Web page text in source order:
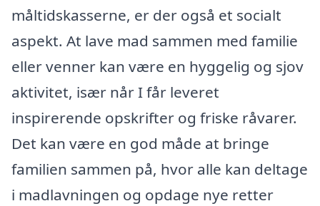
måltidskasserne, er der også et socialt
aspekt. At lave mad sammen med familie
eller venner kan være en hyggelig og sjov
aktivitet, især når I får leveret
inspirerende opskrifter og friske råvarer.
Det kan være en god måde at bringe
familien sammen på, hvor alle kan deltage
i madlavningen og opdage nye retter